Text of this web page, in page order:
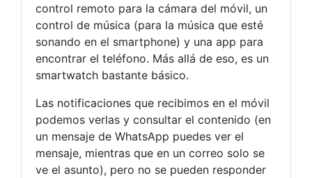
control remoto para la cámara del móvil, un
control de música (para la música que esté
sonando en el smartphone) y una app para
encontrar el teléfono. Más allá de eso, es un
smartwatch bastante básico.
Las notificaciones que recibimos en el móvil
podemos verlas y consultar el contenido (en
un mensaje de WhatsApp puedes ver el
mensaje, mientras que en un correo solo se
ve el asunto), pero no se pueden responder